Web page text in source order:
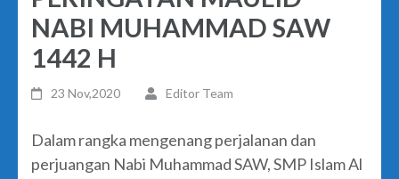
NABI MUHAMMAD SAW
1442 H
23 Nov,2020 Editor Team
Dalam rangka mengenang perjalanan dan
perjuangan Nabi Muhammad SAW, SMP Islam Al